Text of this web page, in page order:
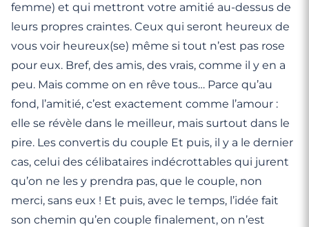
femme) et qui mettront votre amitié au-dessus de
leurs propres craintes. Ceux qui seront heureux de
vous voir heureux(se) même si tout n’est pas rose
pour eux. Bref, des amis, des vrais, comme il y en a
peu. Mais comme on en rêve tous… Parce qu’au
fond, l’amitié, c’est exactement comme l’amour :
elle se révèle dans le meilleur, mais surtout dans le
pire. Les convertis du couple Et puis, il y a le dernier
cas, celui des célibataires indécrottables qui jurent
qu’on ne les y prendra pas, que le couple, non
merci, sans eux ! Et puis, avec le temps, l’idée fait
son chemin qu’en couple finalement, on n’est